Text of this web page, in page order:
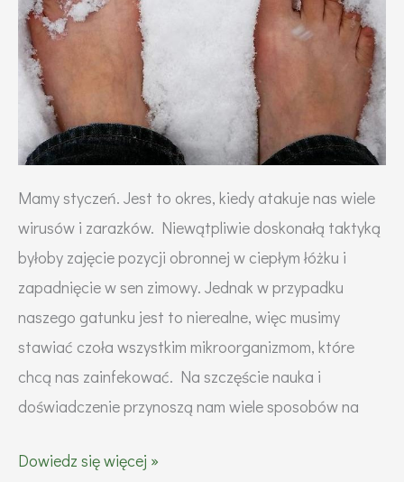
Mamy styczeń. Jest to okres, kiedy atakuje nas wiele
wirusów i zarazków. Niewątpliwie doskonałą taktyką
byłoby zajęcie pozycji obronnej w ciepłym łóżku i
zapadnięcie w sen zimowy. Jednak w przypadku
naszego gatunku jest to nierealne, więc musimy
stawiać czoła wszystkim mikroorganizmom, które
chcą nas zainfekować. Na szczęście nauka i
doświadczenie przynoszą nam wiele sposobów na
Dlaczego
Dowiedz się więcej »